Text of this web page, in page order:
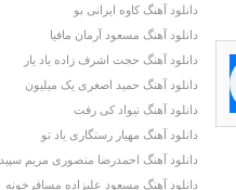
دانلود آهنگ کاوه ایرانی بو
دانلود آهنگ مسعود آرمان مافیا
دانلود آهنگ حجت اشرف زاده یاد یار
دانلود آهنگ حمید اصغری یک میلیون
دانلود آهنگ نیواد کی رفت
دانلود آهنگ مهیار رستگاری یاد تو
دانلود آهنگ احمدرضا منصوری مریم سپید
دانلود آهنگ مسعود علیزاده مسافرخونه